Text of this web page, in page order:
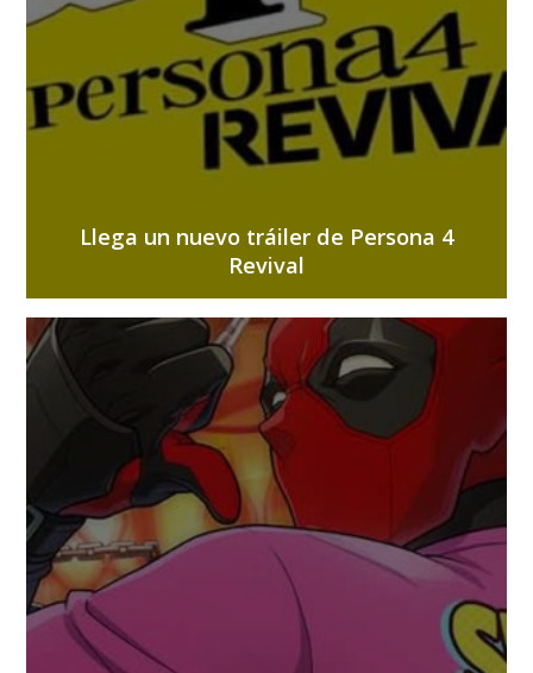
Llega un nuevo tráiler de Persona 4
Revival